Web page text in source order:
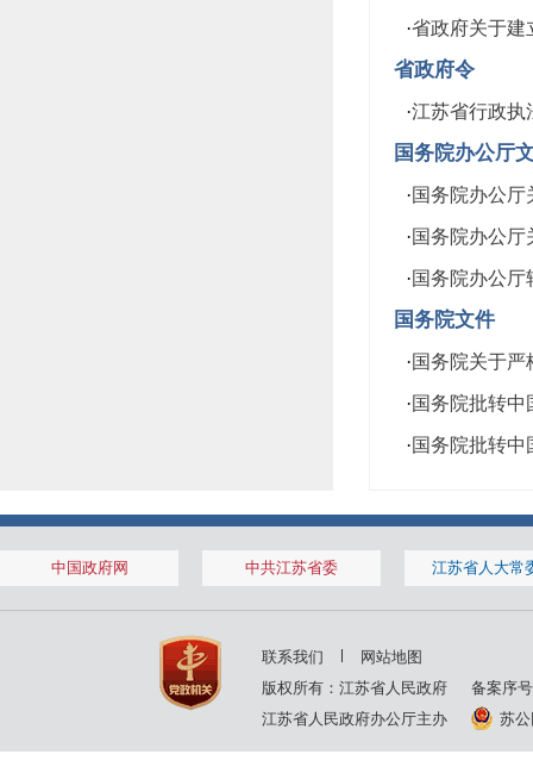
·省政府关于建
省政府令
·江苏省行政执
国务院办公厅
·国务院办公厅
·国务院办公厅
·国务院办公
国务院文件
·国务院关于严
·国务院批转中
·国务院批转
中国政府网 中共江苏省委 江苏省人大常
联系我们
网站地图
版权所有：江苏省人民政府
备案序
江苏省人民政府办公厅主办
苏